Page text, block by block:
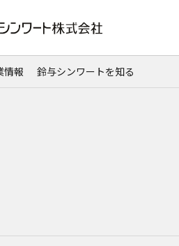
情報 鈴与シンワートを知る